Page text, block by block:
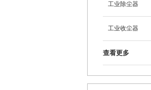
工业除尘器
工业收尘器
查看更多